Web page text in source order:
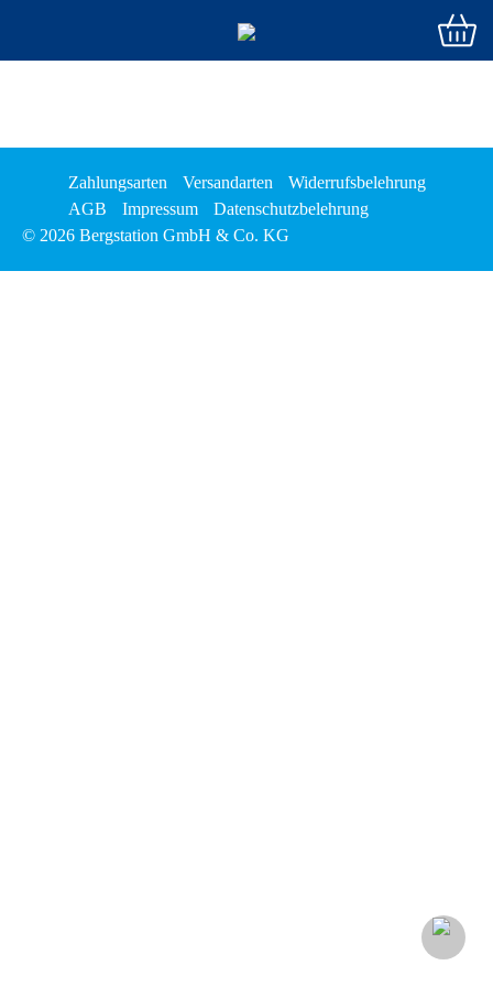
Zahlungsarten Versandarten
Widerrufsbelehrung
AGB
Impressum
Datenschutzbelehrung
© 2026 Bergstation GmbH & Co. KG